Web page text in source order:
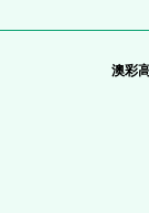
澳彩